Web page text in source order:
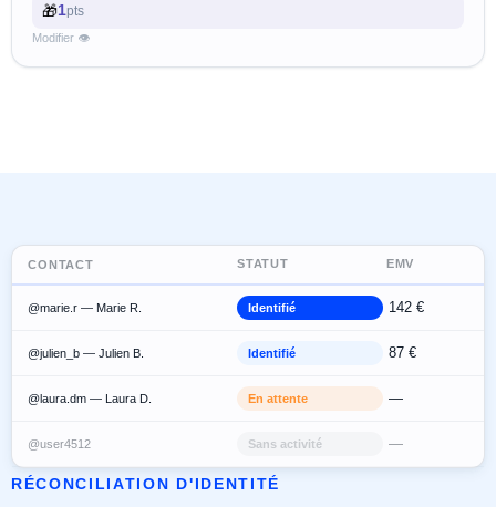
🎁1pts
Modifier 👁
CONTACT STATUT EMV
@marie.r — Marie R. Identifié 142 €
@julien_b — Julien B. Identifié 87 €
@laura.dm — Laura D. En attente —
@user4512 Sans activité —
RÉCONCILIATION D'IDENTITÉ